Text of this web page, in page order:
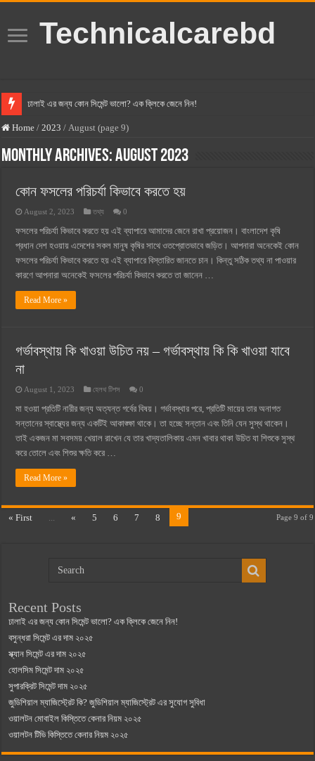
Technicalcarebd
ঢালাই এর জন্য কোন সিমেন্ট ভালো? এক ক্লিকে জেনে নিন!
বসুন্ধরা সিমেন্ট এর দাম ২০২৫
স্ক্যান সিমেন্ট এর দাম ২০২৫
সুপারক্রিট সিমেন্ট দাম ২০২৫
জুডিশিয়াল ম্যাজিস্ট্রেট কি? জুডিশিয়াল ম্যাজিস্ট্রেট এর সুযোগ সুবিধা
ওয়ালটন মোবাইল কিস্তিতে কেনার নিয়ম ২০২৫
ওয়ালটন টিভি কিস্তিতে কেনার নিয়ম ২০২৫
জেনে নিন, বর্তমানে মোবাইল ঘড়ি দাম কত ২০২৫
Home / 2023 / August (page 9)
Monthly Archives:August 2023
কোন ফসলের পরিচর্যা কিভাবে করতে হয়
August 2, 2023 তথ্য 0
ফসলের পরিচর্যা কিভাবে করতে হয় এই ব্যাপারে আমাদের জেনে রাখা প্রয়োজন। বাংলাদেশ কৃষি
প্রধান দেশ হওয়ায় এদেশের সকল মানুষ কৃষির সাথে ওতপ্রোতভাবে জড়িত। আপনারা অনেকেই কোন
ফসলের পরিচর্যা কিভাবে করতে হয় এই ব্যাপারে বিস্তারিত জানতে চান। কিন্তু সঠিক তথ্য না পাওয়ার
কারণে আপনারা অনেকেই ফসলের পরিচর্যা কিভাবে করতে তা জানেন …
Read More »
গর্ভাবস্থায় কি খাওয়া উচিত নয় – গর্ভাবস্থায় কি কি খাওয়া যাবে
না
August 1, 2023 হেলথ টিপস 0
মা হওয়া প্রতিটি নারীর জন্য অত্যন্ত গর্বের বিষয়। গর্ভাবস্থার পরে, প্রতিটি মায়ের তার অনাগত
সন্তানের স্বাস্থ্যের জন্য একটিই আকাঙ্ক্ষা থাকে। তা হচ্ছে সন্তান এবং তিনি যেন সুস্থ থাকেন।
তাই একজন মা সবসময় খেয়াল রাখেন যে তার খাদ্যতালিকায় এমন খাবার থাকা উচিত যা শিশুকে সুস্থ
করে তোলে এবং শিশুর ক্ষতি করে …
Read More »
Page 9 of 9
« First ... « 5 6 7 8 9
Recent Posts
ঢালাই এর জন্য কোন সিমেন্ট ভালো? এক ক্লিকে জেনে নিন!
বসুন্ধরা সিমেন্ট এর দাম ২০২৫
স্ক্যান সিমেন্ট এর দাম ২০২৫
হোলসিম সিমেন্ট দাম ২০২৫
সুপারক্রিট সিমেন্ট দাম ২০২৫
জুডিশিয়াল ম্যাজিস্ট্রেট কি? জুডিশিয়াল ম্যাজিস্ট্রেট এর সুযোগ সুবিধা
ওয়ালটন মোবাইল কিস্তিতে কেনার নিয়ম ২০২৫
ওয়ালটন টিভি কিস্তিতে কেনার নিয়ম ২০২৫